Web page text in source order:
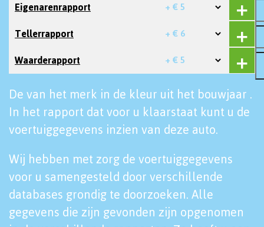
Eigenarenrapport + € 5
Tellerrapport + € 6
Waarderapport + € 5
De van het merk in de kleur uit het bouwjaar .
In het rapport dat voor u klaarstaat kunt u de
voertuiggegevens inzien van deze auto.
Wij hebben met zorg de voertuiggegevens
voor u samengesteld door verschillende
databases grondig te doorzoeken. Alle
gegevens die zijn gevonden zijn opgenomen